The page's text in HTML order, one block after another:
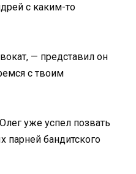
с каким-то
— представил он
с твоим
уже успел позвать
парней бандитского